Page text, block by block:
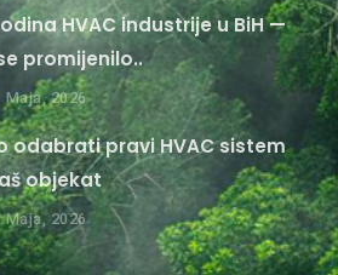
HVAC industrije u BiH —
promijenilo..
2026
odabrati pravi HVAC sistem
objekat
2026